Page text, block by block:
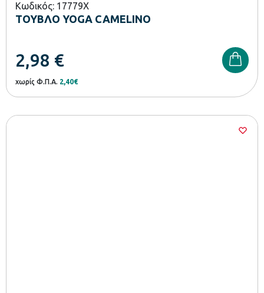
Κωδικός: 17779X
ΤΟΥΒΛΟ YOGA CAMELINO
2,98 €
χωρίς Φ.Π.Α. 2,40€